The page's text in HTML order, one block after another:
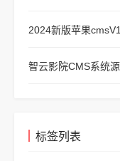
2024新版苹果
智云影院CMS系统
标签列表